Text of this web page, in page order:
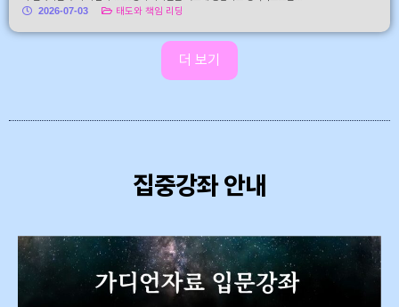
2026-07-03
태도와 책임 리딩
더 보기
집중강좌 안내